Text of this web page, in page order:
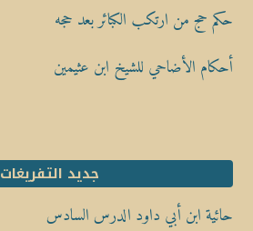
حكم حج من ارتكب الكبائر بعد حجه
أحكام الأضاحي للشيخ ابن عثيمين
جديد التفريغات
حائية ابن أبي داود الدرس السادس